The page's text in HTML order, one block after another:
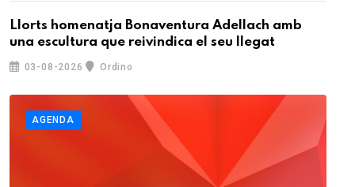
Llorts homenatja Bonaventura Adellach amb
una escultura que reivindica el seu llegat
03-08-2026 Ordino
AGENDA